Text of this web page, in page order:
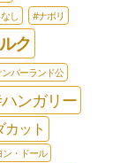
し #ナポリ
ク
バーランド公
ンガリー
ット
・ドール